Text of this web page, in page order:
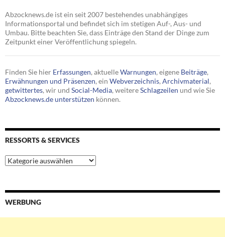
Abzocknews.de ist ein seit 2007 bestehendes unabhängiges
Informationsportal und befindet sich im stetigen Auf-, Aus- und
Umbau. Bitte beachten Sie, dass Einträge den Stand der Dinge zum
Zeitpunkt einer Veröffentlichung spiegeln.
Finden Sie hier Erfassungen, aktuelleWarnungen, eigene Beiträge,
Erwähnungen und Präsenzen, ein Webverzeichnis, Archivmaterial,
getwittertes, wir und Social-Media, weitereSchlagzeilen und wie Sie
Abzocknews.de unterstützen können.
RESSORTS & SERVICES
Ressorts
&
WERBUNG